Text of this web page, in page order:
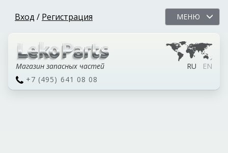
Вход / Регистрация МЕНЮ
Магазин запасных частей RU
EN
+7 (495) 641 08 08